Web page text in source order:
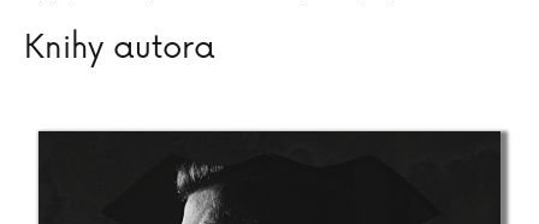
Konrad Budzyk
Vito Capezzuto
Claudia Carlsová
Knihy autora